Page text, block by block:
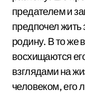
предателем и
предпочел жить
родину. В то же
восхищаются
взглядами на
человеком, его